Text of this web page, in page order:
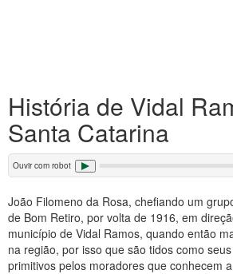
História de Vidal
Santa Catarina
Ouvir com robot
João Filomeno da Rosa, chefiando um
de Bom Retiro, por volta de 1916, em
município de Vidal Ramos, quando então
na região, por isso que são tidos como
primitivos pelos moradores que conhecem